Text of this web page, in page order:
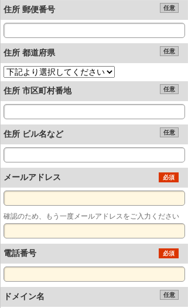
住所 郵便番号 任意
住所 都道府県 任意
住所 市区町村番地 任意
住所 ビル名など 任意
メールアドレス 必須
確認のため、もう一度メールアドレスをご入力ください
電話番号 必須
ドメイン名 任意